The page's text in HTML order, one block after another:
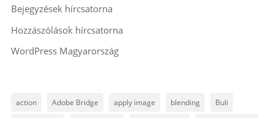
Bejegyzések hírcsatorna
Hozzászólások hírcsatorna
WordPress Magyarország
action Adobe Bridge apply image blending Buli